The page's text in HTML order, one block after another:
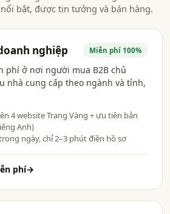
bật, được tin tưởng và bán hàng.
nghiệp Miễn phí 100%
phí ở nơi người mua B2B chủ
nhà cung cấp theo ngành và tỉnh,
4 website Trang Vàng + ưu tiên bản
Anh)
ngày, chỉ 2–3 phút điền hồ sơ
phí→